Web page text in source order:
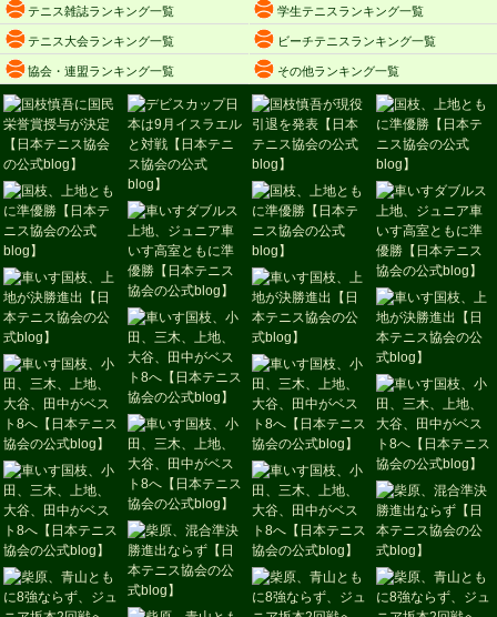
テニス雑誌ランキング一覧 学生テニスランキング一覧
テニス大会ランキング一覧 ビーチテニスランキング一覧
協会・連盟ランキング一覧 その他ランキング一覧